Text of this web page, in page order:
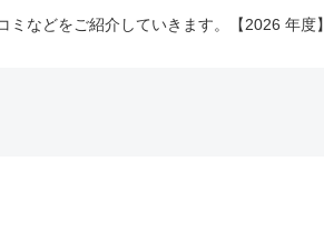
などをご紹介していきます。【2026 年度】